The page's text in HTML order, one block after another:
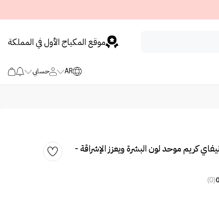
موقع المكياج الأول في المملكة
AR حسابي
كريم موحد لون البشرة ويعزز الإشراقة -
0
(0)